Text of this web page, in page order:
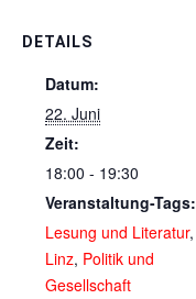
DETAILS
Datum:
22. Juni
Zeit:
18:00 - 19:30
Veranstaltung-Tags:
Lesung und Literatur,
Linz, Politik und
Gesellschaft